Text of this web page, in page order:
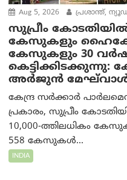
Aug 5, 2026 പ്രശാന്ത്,
സുപ്രീം കോടതിയിൽ
കേസുകളും
കേസുകളും 30
കെട്ടിക്കിടക്കുന്നു:
അര്‍ജുന്‍
കേന്ദ്ര സർക്കാർ
പ്രകാരം, സുപ്രീം
10,000-ത്തിലധികം
558 കേസുകൾ...
INDIA